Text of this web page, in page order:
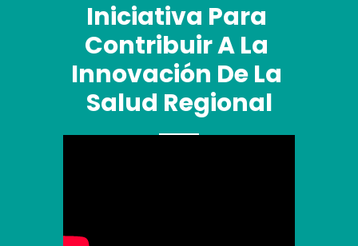
Iniciativa Para
Contribuir A La
Innovación De La
Salud Regional